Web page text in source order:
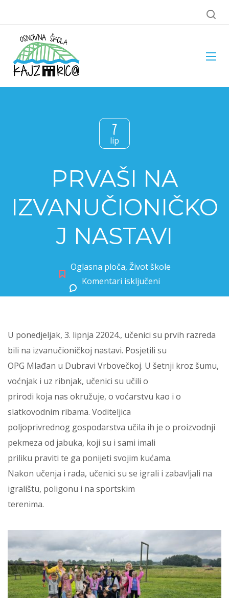
7
lip
PRVAŠI NA
IZVANUČIONIČKO
J NASTAVI
Oglasna ploča, Život škole
Komentari isključeni
U ponedjeljak, 3. lipnja 22024., učenici su prvih razreda
bili na izvanučioničkoj nastavi. Posjetili su
OPG Mlađan u Dubravi Vrbovečkoj. U šetnji kroz šumu,
voćnjak i uz ribnjak, učenici su učili o
prirodi koja nas okružuje, o voćarstvu kao i o
slatkovodnim ribama. Voditeljica
poljoprivrednog gospodarstva učila ih je o proizvodnji
pekmeza od jabuka, koji su i sami imali
priliku praviti te ga ponijeti svojim kućama.
Nakon učenja i rada, učenici su se igrali i zabavljali na
igralištu, poligonu i na sportskim
terenima.